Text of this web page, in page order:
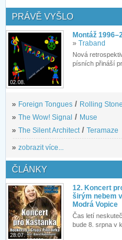
PRÁVĚ VYŠLO
02.08.
Montáž
» Traband
Nová
písních přináší
» Foreign Tongues / Rolling
» The Wow! Signal / Muse
» The Silent Architect/ Teramaze
» zobrazit více...
ČLÁNKY
28.07.
12. Koncert
širým nebem
Modrá Vopice
Čas letí
bude 8. srpna v